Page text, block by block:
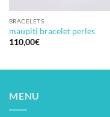
BRACELETS
maupiti bracelet perles
110,00€
MENU